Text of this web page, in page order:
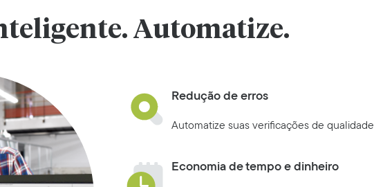
Automatize.
Redução de erros
Automatize suas verificações de
Economia de tempo e dinheiro